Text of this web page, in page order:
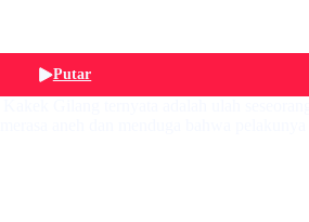
Putar